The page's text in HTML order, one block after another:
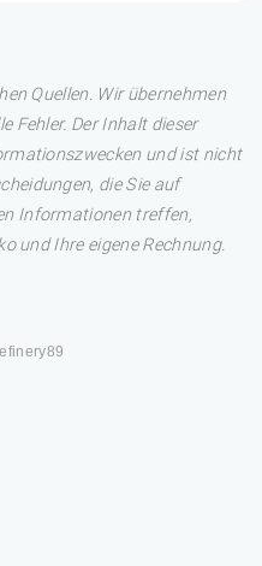
Quellen. Wir übernehmen
Fehler. Der Inhalt dieser
und ist nicht
die Sie auf
Informationen treffen,
und Ihre eigene Rechnung.